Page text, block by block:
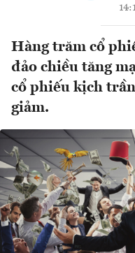
Hàng trăm cổ
đảo chiều tăng
cổ phiếu kịch
giảm.